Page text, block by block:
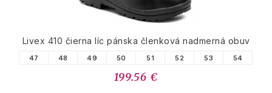
Livex 410 čierna líc pánska členková nadmerná obuv
47 48 49 50 51 52 53 54
199.56 €